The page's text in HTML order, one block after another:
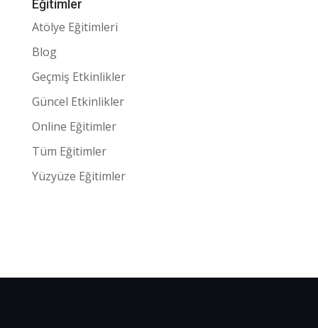
Eğitimler
Atölye Eğitimleri
Blog
Geçmiş Etkinlikler
Güncel Etkinlikler
Online Eğitimler
Tüm Eğitimler
Yüzyüze Eğitimler